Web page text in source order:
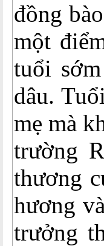
đồng
một
tuổi
dâu.
mẹ mà
trường
thương
hương
trưởng